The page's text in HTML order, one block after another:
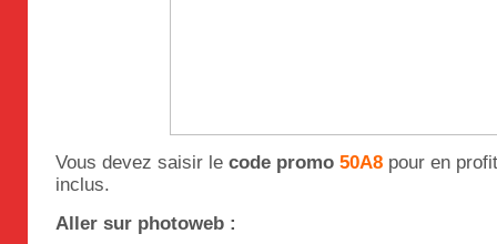
Vous devez saisir le code promo 50A8 pour en
inclus.
Aller sur photoweb :